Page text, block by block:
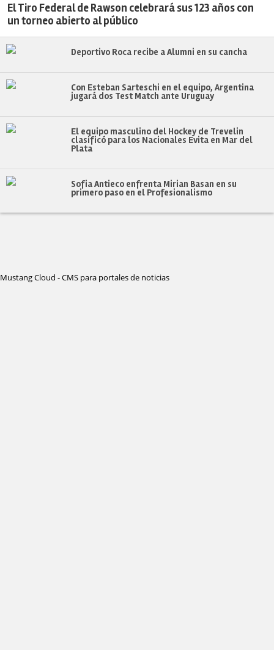
El Tiro Federal de Rawson celebrará sus 123 años con
un torneo abierto al público
Deportivo Roca recibe a Alumni en su cancha
Con Esteban Sarteschi en el equipo, Argentina
jugará dos Test Match ante Uruguay
El equipo masculino del Hockey de Trevelin
clasificó para los Nacionales Evita en Mar del
Plata
Sofia Antieco enfrenta Mirian Basan en su
primero paso en el Profesionalismo
Mustang Cloud - CMS para portales de noticias